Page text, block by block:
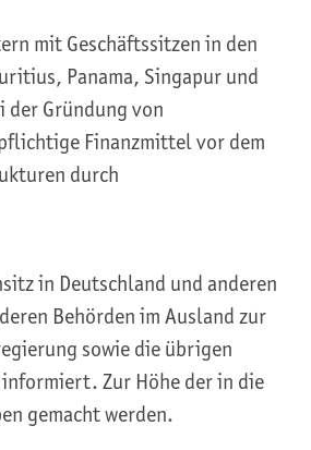
mit Geschäftssitzen in den
Panama, Singapur und
Gründung von
Finanzmittel vor dem
durch
in Deutschland und anderen
Behörden im Ausland zur
sowie die übrigen
Zur Höhe der in die
gemacht werden.